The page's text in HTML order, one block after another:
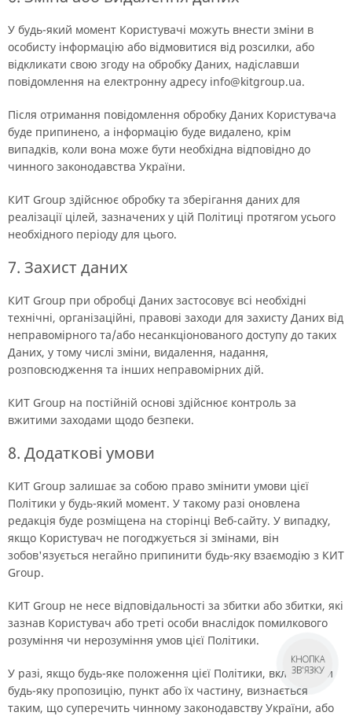
У будь-який момент Користувачі можуть внести зміни в
особисту інформацію або відмовитися від розсилки, або
відкликати свою згоду на обробку Даних, надіславши
повідомлення на електронну адресу info@kitgroup.ua.
Після отримання повідомлення обробку Даних Користувача
буде припинено, а інформацію буде видалено, крім
випадків, коли вона може бути необхідна відповідно до
чинного законодавства України.
КИТ Group здійснює обробку та зберігання даних для
реалізації цілей, зазначених у цій Політиці протягом усього
необхідного періоду для цього.
7. Захист даних
КИТ Group при обробці Даних застосовує всі необхідні
технічні, організаційні, правові заходи для захисту Даних від
неправомірного та/або несанкціонованого доступу до таких
Даних, у тому числі зміни, видалення, надання,
розповсюдження та інших неправомірних дій.
КИТ Group на постійній основі здійснює контроль за
вжитими заходами щодо безпеки.
8. Додаткові умови
КИТ Group залишає за собою право змінити умови цієї
Політики у будь-який момент. У такому разі оновлена
редакція буде розміщена на сторінці Веб-сайту. У випадку,
якщо Користувач не погоджується зі змінами, він
зобов'язується негайно припинити будь-яку взаємодію з КИТ
Group.
КИТ Group не несе відповідальності за збитки або збитки, які
зазнав Користувач або треті особи внаслідок помилкового
розуміння чи нерозуміння умов цієї Політики.
У разі, якщо будь-яке положення цієї Політики, включаючи
будь-яку пропозицію, пункт або їх частину, визнається
таким, що суперечить чинному законодавству України, або
КНОПКА
ЗВ'ЯЗКУ